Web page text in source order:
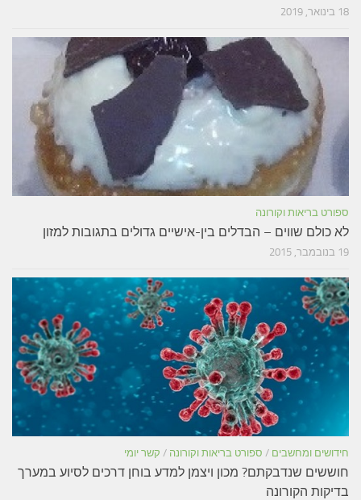
18 בינואר, 2019
ספורט בריאות וקורונה
לא כולם שווים – הבדלים בין-אישיים גדולים בתגובות למזון
19 בנובמבר, 2015
חידושים ומחשבים / ספורט בריאות וקורונה / קשר יומי
חוששים שנדבקתם? מכון ויצמן למדע בוחן דרכים לסיוע במערך
בדיקות הקורונה